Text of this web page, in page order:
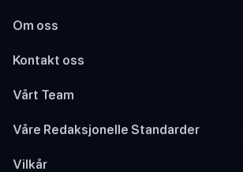
Om oss
Kontakt oss
Vårt Team
Våre Redaksjonelle Standarder
Vilkår